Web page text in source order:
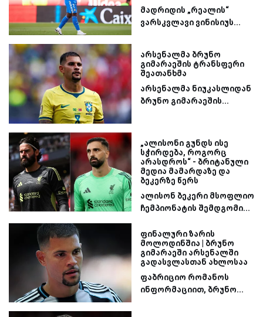
მადრიდის „რეალის“
ვარსკვლავი ვინისიუს...
არსენალმა ბრუნო
გიმარაეშის ტრანსფერი
შეათანხმა
არსენალმა ნიუკასლიდან
ბრუნო გიმარაეშის...
„ალისონი გუნდს ისე
სჭირდება, როგორც
არასდროს“ - ბრიტანული
მედია მამარდაზე და
ბეკერზე წერს
ალისონ ბეკერი მსოფლიო
ჩემპიონატის შემდგომი...
ფინალური ზარის
მოლოდინშია | ბრუნო
გიმარაეში არსენალში
გადასვლასთან ახლოსაა
ფაბრიციო რომანოს
ინფორმაციით, ბრუნო...